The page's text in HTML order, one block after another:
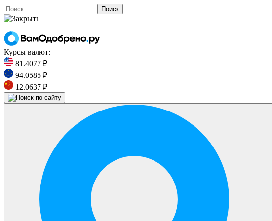
Поиск
Курсы валют:
81.4077 ₽
94.0585 ₽
12.0637 ₽